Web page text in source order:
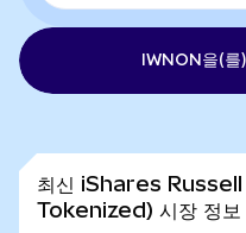
IWNON을(를
최신 iShares
Tokenized) 시장 정보